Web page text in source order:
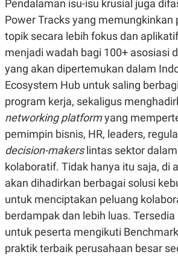
I
A
N
G
G
N
A
N
C
T
A
K
I
N
E
R
A
E
M
I
E
N
E
P
P
R
A
D
E
T
I
I
Pendalaman isu-isu krusial juga
Power Tracks yang memungkinkan
topik secara lebih fokus dan
menjadi wadah bagi 100+ asosiasi
yang akan dipertemukan dalam
Ecosystem Hub untuk saling
program kerja, sekaligus
networking platformyang
pemimpin bisnis, HR, leaders,
decision-makerslintas sektor
kolaboratif. Tidak hanya itu saja, di
akan dihadirkan berbagai solusi
untuk menciptakan peluang
berdampak dan lebih luas.
untuk peserta mengikuti
praktik terbaik perusahaan besar